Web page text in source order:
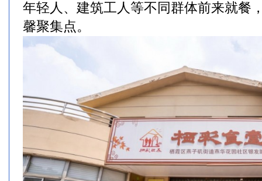
年轻人、建筑工人等不同群体前来就餐
馨聚集点。